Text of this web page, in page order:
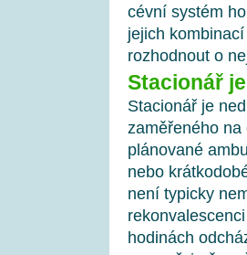
cévní systém
jejich
rozhodnout o
Stacionář
Stacionář je
zaměřeného
plánované
nebo
není typicky
hodinách